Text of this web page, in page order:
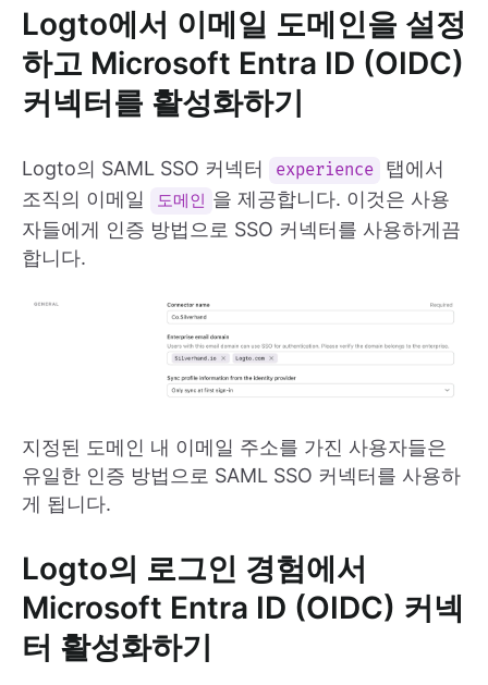
Logto에서 이메일 도메인을 설정
하고 Microsoft Entra ID (OIDC)
커넥터를 활성화하기
Logto의 SAML SSO 커넥터 experience
탭에서
조직의 이메일
도메인 을 제공합니다. 이것은 사용
자들에게 인증 방법으로 SSO 커넥터를 사용하게끔
합니다.
지정된 도메인 내 이메일 주소를 가진 사용자들은
유일한 인증 방법으로 SAML SSO 커넥터를 사용하
게 됩니다.
Logto의 로그인 경험에서
Microsoft Entra ID (OIDC) 커넥
터 활성화하기